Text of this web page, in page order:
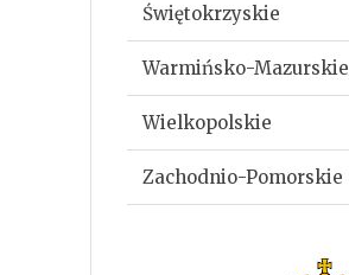
Świętokrzyskie
Warmińsko-Mazurskie
Wielkopolskie
Zachodnio-Pomorskie